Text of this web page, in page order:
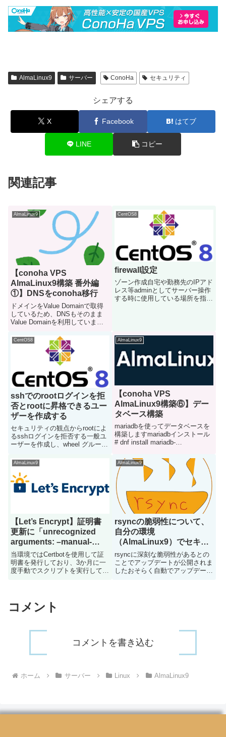
AlmaLinux9 サーバー ConoHa セキュリティ
シェアする
X Facebook はてブ
LINE コピー
関連記事
AlmaLinux9
【conoha VPS
AlmaLinux9構築 番外編
①】DNSをconoha移行
ドメインをValue Domainで取得
しているため、DNSもそのまま
Value Domainを利用していまし
更新などでconoha APIを使用し
たい場合もあると思いますその場
合はconohaのDNSを使...
CentOS8
firewall設定
ゾーン作成自宅や勤務先のIPアド
レス等adminとしてサーバー操作
する時に使用している場所を指定
レ...
CentOS8
sshでのrootログインを拒
否とrootに昇格できるユー
ザーを作成する
セキュリティの観点からrootによ
るsshログインを拒否する一般ユ
ーザーを作成し、wheel グループ
は一般ユーザーでログインするよ
うにし、root権限が必要なときの
み一般ユーザーをrootに昇格させ
て操作す...
AlmaLinux9
【conoha VPS
AlmaLinux9構築⑥】デー
タベース構築
mariadbを使ってデータベースを
構築しますmariadbインストール
# dnf install mariadb-
変更デフォルトの文字セットを
utf8mb4に変更します# vi
/etc/my.c...
AlmaLinux9
【Let’s Encrypt】証明書
更新に「unrecognized
arguments: –manual-
public-ip-logging-ok」と
エラーが出て失敗する
当環境ではCertbotを使用して証
明書を発行しており、3か月に一
度手動でスクリプトを実行して証
が、今回全く同じスクリプトを使
用しているにも関わらずエラ...
AlmaLinux9
rsyncの脆弱性について、
自分の環境
（AlmaLinux9）でセキュ
リティアップデートが適用
されているか確認する
rsyncに深刻な脆弱性があるとの
ことでアップデートが公開されま
したおそらく自動でアップデート
コメント
コメントを書き込む
ホーム サーバー Linux AlmaLinux9